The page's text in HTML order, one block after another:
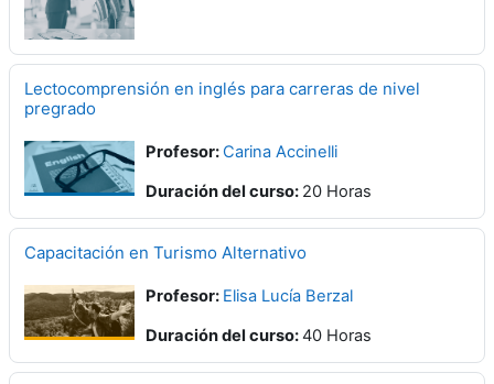
Lectocomprensión en inglés para carreras de nivel
pregrado
Profesor:Carina Accinelli
Duración del curso: 20 Horas
Capacitación en Turismo Alternativo
Profesor: Elisa Lucía Berzal
Duración del curso:40 Horas